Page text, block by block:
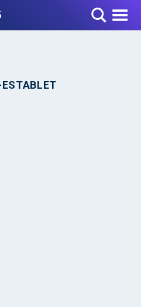
Toggle Menu
ESTABLET